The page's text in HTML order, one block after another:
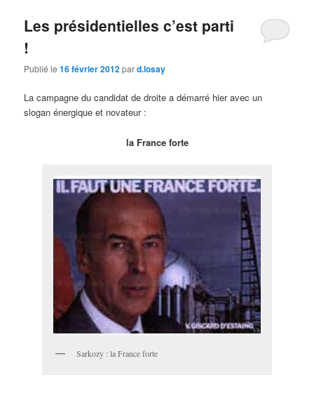
Les présidentielles c’est parti
!
Publié le16 février 2012pard.losay
La campagne du candidat de droite a démarré hier avec un
slogan énergique et novateur :
la France forte
Sarkozy : la France forte